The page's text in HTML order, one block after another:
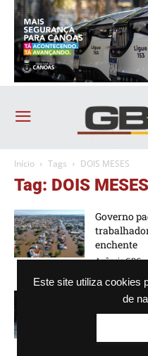
Este site utiliza cookies
de
Início Tags DOIS MESES
Tag: DOIS MESES
Governo
enchente
Agência GBC -
Corsan
pela